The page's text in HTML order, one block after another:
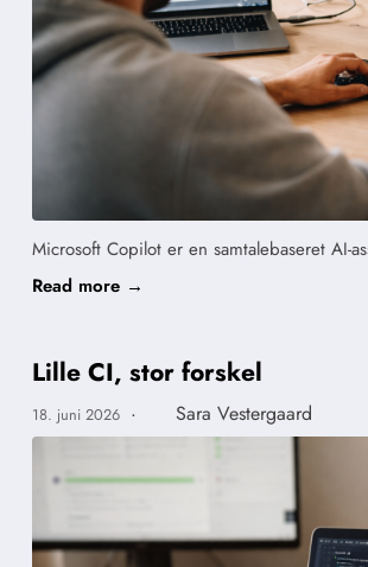
Microsoft Copilot er en samtalebaseret
Read more →
Lille CI, stor forskel
18. juni 2026 · Sara Vestergaard